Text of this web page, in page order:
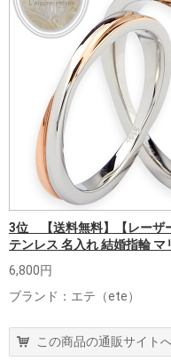
3位 【送料無料】【レーザ
テンレス 名入れ 結婚指輪 マ
6,800円
ブランド：エテ（ete）
この商品の通販サイト